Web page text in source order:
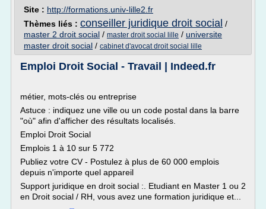
Site : http://formations.univ-lille2.fr
Thèmes liés : conseiller juridique droit social /
master 2 droit social / master droit social lille / universite
master droit social / cabinet d'avocat droit social lille
Emploi Droit Social - Travail | Indeed.fr
métier, mots-clés ou entreprise
Astuce : indiquez une ville ou un code postal dans la barre
"où" afin d'afficher des résultats localisés.
Emploi Droit Social
Emplois 1 à 10 sur 5 772
Publiez votre CV - Postulez à plus de 60 000 emplois
depuis n'importe quel appareil
Support juridique en droit social :. Etudiant en Master 1 ou 2
en Droit social / RH, vous avez une formation juridique et...